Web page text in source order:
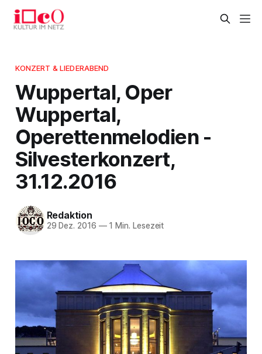
KONZERT & LIEDERABEND
Wuppertal, Oper
Wuppertal,
Operettenmelodien -
Silvesterkonzert,
31.12.2016
Redaktion
29 Dez. 2016 —1 Min. Lesezeit